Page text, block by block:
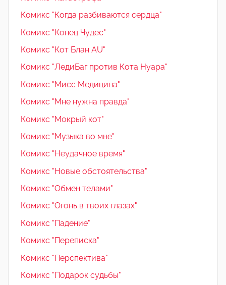
Комикс "Когда разбиваются сердца"
Комикс "Конец Чудес"
Комикс "Кот Блан AU"
Комикс "ЛедиБаг против Кота Нуара"
Комикс "Мисс Медицина"
Комикс "Мне нужна правда"
Комикс "Мокрый кот"
Комикс "Музыка во мне"
Комикс "Неудачное время"
Комикс "Новые обстоятельства"
Комикс "Обмен телами"
Комикс "Огонь в твоих глазах"
Комикс "Падение"
Комикс "Переписка"
Комикс "Перспектива"
Комикс "Подарок судьбы"